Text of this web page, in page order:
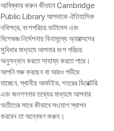
আবিষ্কার করুন কীভাবে Cambridge
Public Library আপনাকে ঐতিহাসিক
নথিপত্র, বংশপরিচয় ডাটাবেস এবং
বিশেষজ্ঞ নির্দেশনায় বিনামূল্যে অ্যাক্সেসের
সুবিধার মাধ্যমে আপনার বংশ পরিচয়
অনুসন্ধান করতে সাহায্য করতে পারে।
আপনি শুরু করছেন বা আরও গভীরে
যাচ্ছেন, স্থানীয় আর্কাইভ, শহরের ডিরেক্টরি
এবং জনগণনার তথ্যের মাধ্যমে আপনার
অতীতের সাথে কীভাবে সংযোগ স্থাপন
করবেন তা অন্বেষণ করুন।